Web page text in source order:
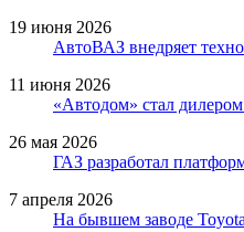
19 июня 2026
АвтоВАЗ внедряет
11 июня 2026
«Автодом» стал
26 мая 2026
ГАЗ разработал
7 апреля 2026
На бывшем заводе